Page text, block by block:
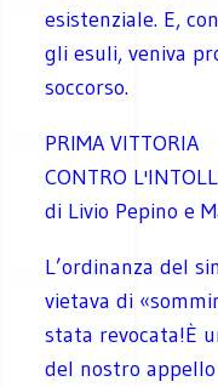
esistenziale. E,
gli esuli, veniva
soccorso.
PRIMA VITTORIA
CONTRO
di Livio Pepino e
L’ordinanza del
vietava di
stata revocata!È
del nostro